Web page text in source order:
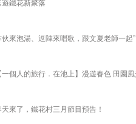
遊鐵花新聚落
伙來泡湯、逗陣來唱歌，跟文夏老師一起
一個人的旅行．在池上】漫遊春色 田園
天來了，鐵花村三月節目預告！